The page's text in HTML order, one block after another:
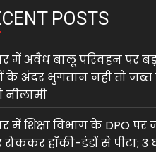
POSTS
में अवैध बालू परिवहन पर
के अंदर भुगतान नहीं तो जब्त
नीलामी
में शिक्षा विभाग के DPO
रोककर हॉकी-डंडों से पीटा; 3